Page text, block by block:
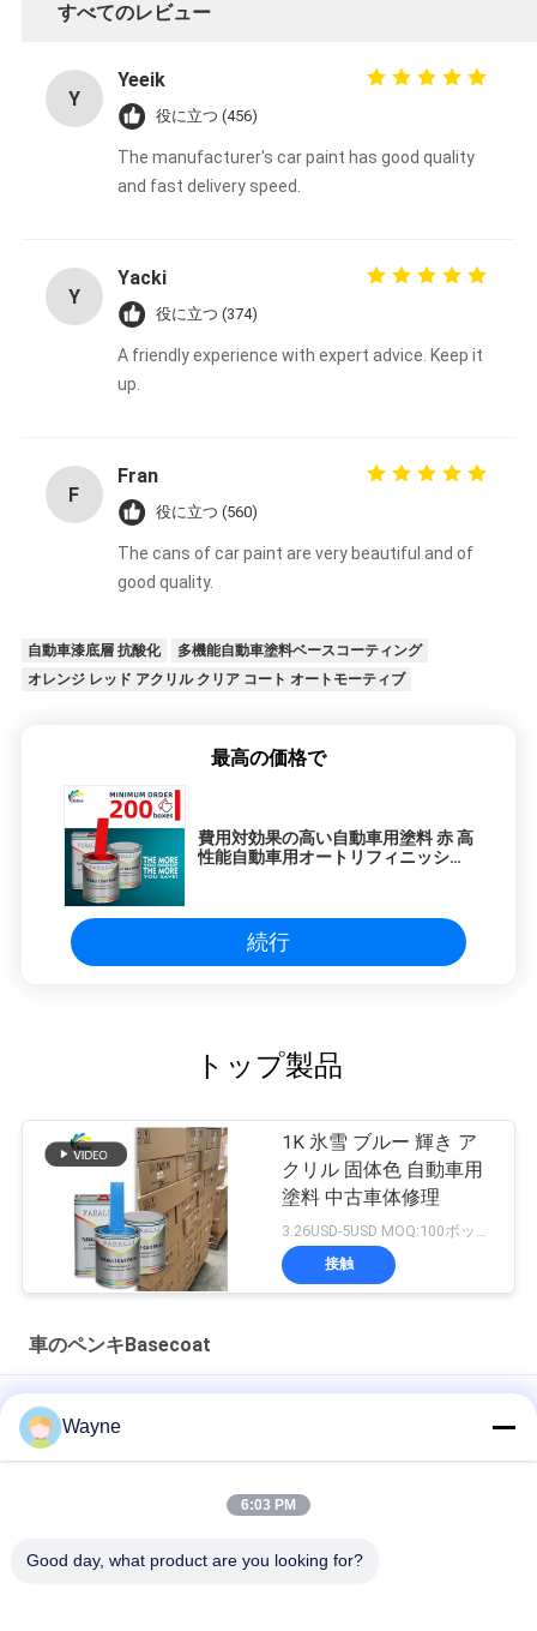
すべてのレビュー
Y
Yeeik
役に立つ (456)
The manufacturer's car paint has good quality
and fast delivery speed.
Y
Yacki
役に立つ (374)
A friendly experience with expert advice. Keep it
up.
F
Fran
役に立つ (560)
The cans of car paint are very beautiful and of
good quality.
自動車漆底層 抗酸化
多機能自動車塗料ベースコーティング
オレンジ レッド アクリル クリア コート オートモーティブ
最高の価格で
費用対効果の高い自動車用塗料 赤 高
性能自動車用オートリフィニッシュ
続行
トップ製品
1K 氷雪 ブルー 輝き ア
クリル 固体色 自動車用
塗料 中古車体修理
3.26USD-5USD MOQ:100ボックス
接触
車のペンキBasecoat
多機能の車用塗料 ベースコーティング 防湿 紫外線耐性
実用的な自動車用クリアベースコート防カビ性アクリルクリア
ー 耐天候
Wayne
6:03 PM
Good day, what product are you looking for?